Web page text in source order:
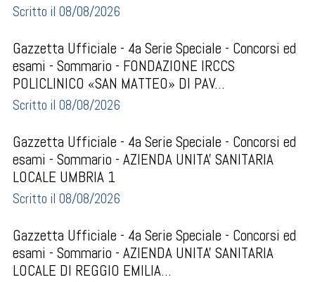
Scritto il 08/08/2026
Gazzetta Ufficiale - 4a Serie Speciale - Concorsi ed
esami - Sommario - FONDAZIONE IRCCS
POLICLINICO «SAN MATTEO» DI PAV...
Scritto il 08/08/2026
Gazzetta Ufficiale - 4a Serie Speciale - Concorsi ed
esami - Sommario - AZIENDA UNITA' SANITARIA
LOCALE UMBRIA 1
Scritto il 08/08/2026
Gazzetta Ufficiale - 4a Serie Speciale - Concorsi ed
esami - Sommario - AZIENDA UNITA' SANITARIA
LOCALE DI REGGIO EMILIA...